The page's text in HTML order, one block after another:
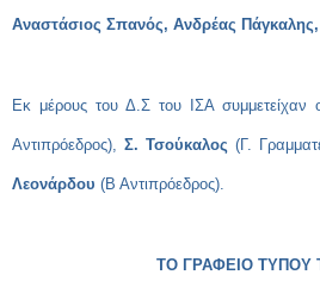
Αναστάσιος Σπανός, Ανδρέας
Εκ μέρους του Δ.Σ του ΙΣΑ συμμετείχαν
Αντιπρόεδρος), Σ. Τσούκαλος (Γ.
Λεονάρδου (Β Αντιπρόεδρος).
ΤΟ ΓΡΑΦΕΙΟ ΤΥΠΟΥ